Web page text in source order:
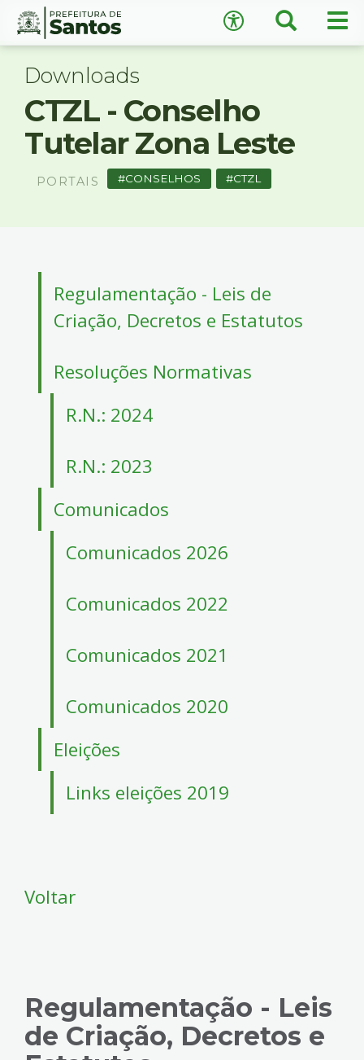
Ir
para
conteúdo
Acessibilidade
Busca
Acessibilidade ×
A − A+
Restaurar padrão
Conteúdo
Downloads
CTZL - Conselho
Tutelar Zona Leste
PORTAIS CONSELHOS CTZL
Regulamentação - Leis de
Criação, Decretos e Estatutos
Resoluções Normativas
R.N.: 2024
R.N.: 2023
Comunicados
Comunicados 2026
Comunicados 2022
Comunicados 2021
Comunicados 2020
Eleições
Links eleições 2019
Voltar
Regulamentação - Leis
de Criação, Decretos e